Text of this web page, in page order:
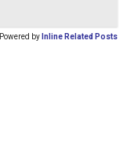
Powered by Inline Related Posts